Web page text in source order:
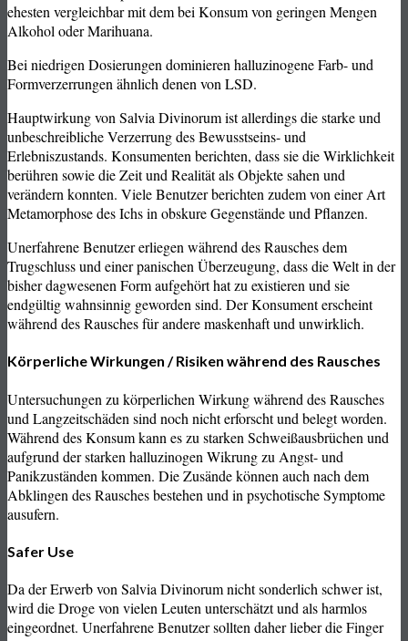
ehesten vergleichbar mit dem bei Konsum von geringen Mengen
Alkohol oder Marihuana.
Bei niedrigen Dosierungen dominieren halluzinogene Farb- und
Formverzerrungen ähnlich denen von LSD.
Hauptwirkung von Salvia Divinorum ist allerdings die starke und
unbeschreibliche Verzerrung des Bewusstseins- und
Erlebniszustands. Konsumenten berichten, dass sie die Wirklichkeit
berühren sowie die Zeit und Realität als Objekte sahen und
verändern konnten. Viele Benutzer berichten zudem von einer Art
Metamorphose des Ichs in obskure Gegenstände und Pflanzen.
Unerfahrene Benutzer erliegen während des Rausches dem
Trugschluss und einer panischen Überzeugung, dass die Welt in der
bisher dagwesenen Form aufgehört hat zu existieren und sie
endgültig wahnsinnig geworden sind. Der Konsument erscheint
während des Rausches für andere maskenhaft und unwirklich.
Körperliche Wirkungen / Risiken während des Rausches
Untersuchungen zu körperlichen Wirkung während des Rausches
und Langzeitschäden sind noch nicht erforscht und belegt worden.
Während des Konsum kann es zu starken Schweißausbrüchen und
aufgrund der starken halluzinogen Wikrung zu Angst- und
Panikzuständen kommen. Die Zusände können auch nach dem
Abklingen des Rausches bestehen und in psychotische Symptome
ausufern.
Safer Use
Da der Erwerb von Salvia Divinorum nicht sonderlich schwer ist,
wird die Droge von vielen Leuten unterschätzt und als harmlos
eingeordnet. Unerfahrene Benutzer sollten daher lieber die Finger